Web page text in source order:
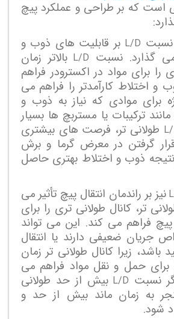
است که بر طراحی و عملکرد پیچ
نسبت L/D بر قابلیت های ذوب و
گذارد. نسبت L/D بالاتر زمان
را برای مواد در اکسترودر فراهم
اختلاط کارآمدتر را فراهم می
برای موادی که نیاز به ذوب و
ترکیبات یا مستربچ ها بسیار
طولانی تر، فرصت های بیشتری
گرفتن در معرض گرما و برش
ذوب و اختلاط بهتری حاصل
نیز بر راندمان انتقال پیچ تأثیر می
تر، کانال طولانی تری را برای
فراهم می کند. این می تواند
جریان ضعیفی دارند یا انتقال
باشد، زیرا کانال طولانی تر زمان
حمل و نقل مواد فراهم می
نسبت L/D بیش از حد طولانی
به زمان ماند بیش از حد و
شود.